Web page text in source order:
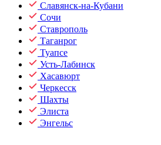
Славянск-на-Кубани
Сочи
Ставрополь
Таганрог
Туапсе
Усть-Лабинск
Хасавюрт
Черкесск
Шахты
Элиста
Энгельс